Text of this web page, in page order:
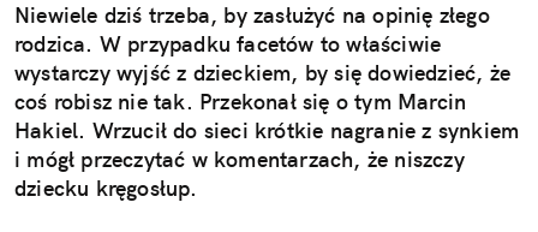
Niewiele dziś trzeba, by zasłużyć na opinię złego
rodzica. W przypadku facetów to właściwie
wystarczy wyjść z dzieckiem, by się dowiedzieć, że
coś robisz nie tak. Przekonał się o tym Marcin
Hakiel. Wrzucił do sieci krótkie nagranie z synkiem
i mógł przeczytać w komentarzach, że niszczy
dziecku kręgosłup.